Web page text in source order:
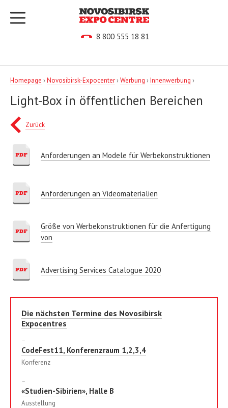
8 800 555 18 81
Homepage ›Novosibirsk-Expocenter›Werbung ›Innenwerbung ›
Light-Box in öffentlichen Bereichen
Zurück
Anforderungen an Modele für Werbekonstruktionen
Anforderungen an Videomaterialien
Größe von Werbekonstruktionen für die Anfertigung
von
Advertising Services Catalogue 2020
Die nächsten Termine des Novosibirsk
Expocentres
–
CodeFest11, Konferenzraum 1,2,3,4
Konferenz
–
«Studien-Sibirien», Halle B
Ausstellung